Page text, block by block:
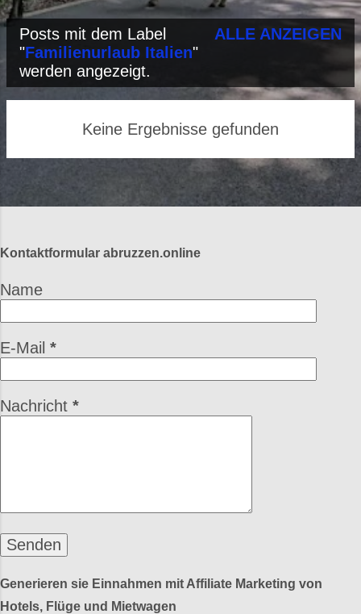
P
o
s
s
Posts mit dem Label
"Familienurlaub Italien"
werden angezeigt.
ALLE ANZEIGEN
Keine Ergebnisse gefunden
Kontaktformular abruzzen.online
Name
E-Mail *
Nachricht *
Generieren sie Einnahmen mit Affiliate Marketing von
Hotels, Flüge und Mietwagen